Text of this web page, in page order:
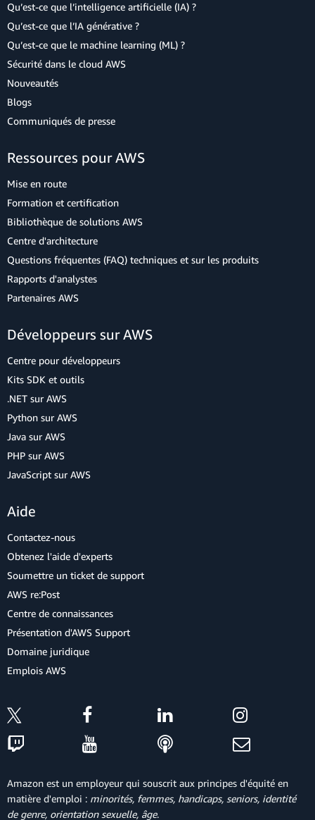
Qu’est-ce que l’intelligence artificielle (IA) ?
Qu’est-ce que l’IA générative ?
Qu’est-ce que le machine learning (ML) ?
Sécurité dans le cloud AWS
Nouveautés
Blogs
Communiqués de presse
Ressources pour AWS
Mise en route
Formation et certification
Bibliothèque de solutions AWS
Centre d'architecture
Questions fréquentes (FAQ) techniques et sur les produits
Rapports d'analystes
Partenaires AWS
Développeurs sur AWS
Centre pour développeurs
Kits SDK et outils
.NET sur AWS
Python sur AWS
Java sur AWS
PHP sur AWS
JavaScript sur AWS
Aide
Contactez-nous
Obtenez l'aide d'experts
Soumettre un ticket de support
AWS re:Post
Centre de connaissances
Présentation d'AWS Support
Domaine juridique
Emplois AWS
Amazon est un employeur qui souscrit aux principes d'équité en
matière d'emploi : minorités, femmes, handicaps, seniors, identité
de genre, orientation sexuelle, âge.